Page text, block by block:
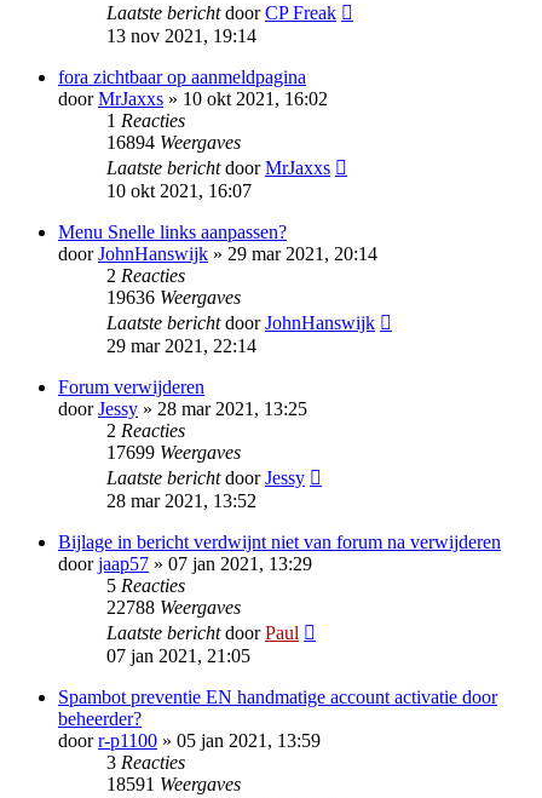
Laatste berichtdoorCP Freak
13 nov 2021, 19:14
fora zichtbaar op aanmeldpagina
doorMrJaxxs » 10 okt 2021, 16:02
1 Reacties
16894 Weergaves
Laatste berichtdoorMrJaxxs
10 okt 2021, 16:07
Menu Snelle links aanpassen?
doorJohnHanswijk » 29 mar 2021, 20:14
2 Reacties
19636 Weergaves
Laatste berichtdoorJohnHanswijk
29 mar 2021, 22:14
Forum verwijderen
doorJessy » 28 mar 2021, 13:25
2 Reacties
17699 Weergaves
Laatste berichtdoorJessy
28 mar 2021, 13:52
Bijlage in bericht verdwijnt niet van forum na verwijderen
doorjaap57 » 07 jan 2021, 13:29
5 Reacties
22788 Weergaves
Laatste berichtdoorPaul
07 jan 2021, 21:05
Spambot preventie EN handmatige account activatie door
beheerder?
doorr-p1100 » 05 jan 2021, 13:59
3 Reacties
18591 Weergaves